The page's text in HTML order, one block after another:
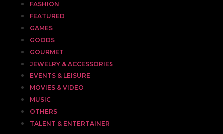
FASHION
FEATURED
GAMES
GOODS
GOURMET
JEWELRY & ACCESSORIES
EVENTS & LEISURE
MOVIES & VIDEO
MUSIC
OTHERS
TALENT & ENTERTAINER